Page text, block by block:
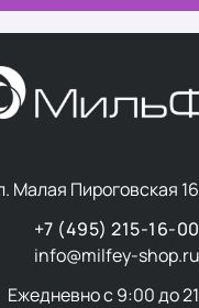
Малая Пироговская
+7 (495) 215-16-00
info@milfey-shop.ru
Ежедневно с 9:00 до